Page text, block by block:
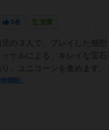
0名 充実
の３人で、プレイした感
ッケルによる、キレイな宝
り、ユニコーンを進めます
弱前）